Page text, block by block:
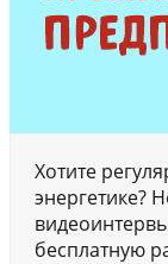
Хотите
энергетике?
бесплатную